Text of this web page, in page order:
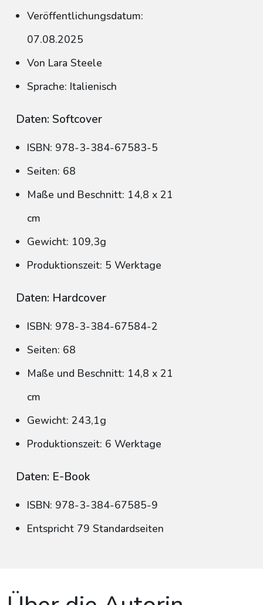
Veröffentlichungsdatum:
07.08.2025
Von Lara Steele
Sprache: Italienisch
Daten: Softcover
ISBN: 978-3-384-67583-5
Seiten: 68
Maße und Beschnitt: 14,8 x 21
cm
Gewicht: 109,3g
Produktionszeit: 5 Werktage
Daten: Hardcover
ISBN: 978-3-384-67584-2
Seiten: 68
Maße und Beschnitt: 14,8 x 21
cm
Gewicht: 243,1g
Produktionszeit: 6 Werktage
Daten: E-Book
ISBN: 978-3-384-67585-9
Entspricht 79 Standardseiten